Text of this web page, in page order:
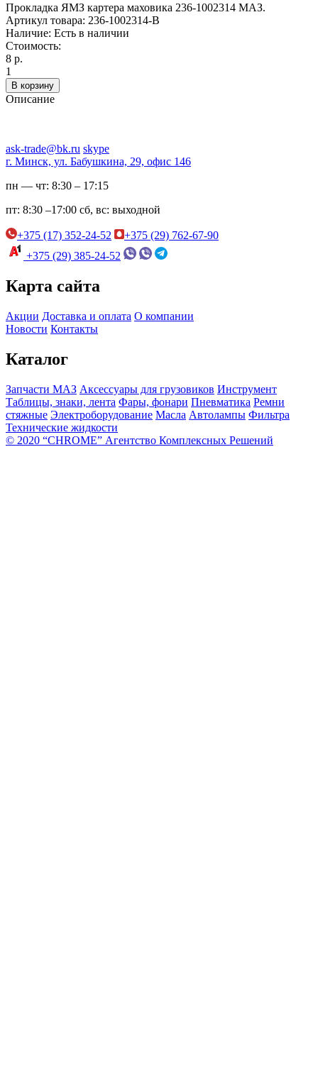
Прокладка ЯМЗ картера маховика 236-1002314 МАЗ.
Артикул товара: 236-1002314-В
Наличие: Есть в наличии
Стоимость:
8 р.
1
В корзину
Описание
ask-trade@bk.ru skype
г. Минск, ул. Бабушкина, 29, офис 146
пн — чт: 8:30 – 17:15
пт: 8:30 –17:00 сб, вс: выходной
+375 (17) 352-24-52
+375 (29) 762-67-90
+375 (29) 385-24-52
Карта сайта
Акции Доставка и оплата О компании
Новости Контакты
Каталог
Запчасти МАЗ Аксессуары для грузовиков Инструмент
Таблицы, знаки, лента Фары, фонари Пневматика Ремни
стяжные Электроборудование Масла Автолампы Фильтра
Технические жидкости
© 2020 “CHROME” Агентство Комплексных Решений